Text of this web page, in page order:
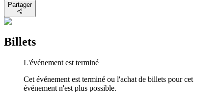
Partager
Billets
L'événement est terminé
Cet événement est terminé ou l'achat de billets pour cet
événement n'est plus possible.